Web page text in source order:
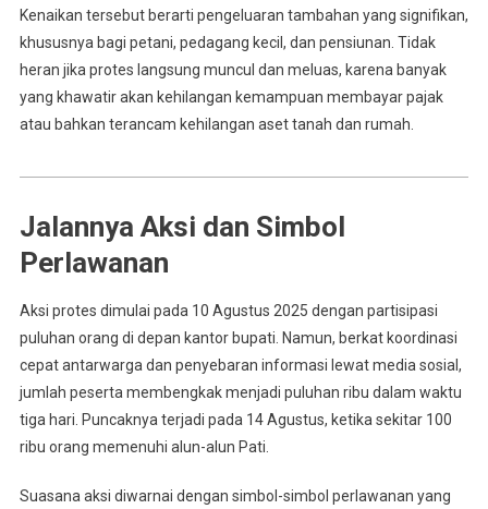
Kenaikan tersebut berarti pengeluaran tambahan yang signifikan,
khususnya bagi petani, pedagang kecil, dan pensiunan. Tidak
heran jika protes langsung muncul dan meluas, karena banyak
yang khawatir akan kehilangan kemampuan membayar pajak
atau bahkan terancam kehilangan aset tanah dan rumah.
Jalannya Aksi dan Simbol
Perlawanan
Aksi protes dimulai pada 10 Agustus 2025 dengan partisipasi
puluhan orang di depan kantor bupati. Namun, berkat koordinasi
cepat antarwarga dan penyebaran informasi lewat media sosial,
jumlah peserta membengkak menjadi puluhan ribu dalam waktu
tiga hari. Puncaknya terjadi pada 14 Agustus, ketika sekitar 100
ribu orang memenuhi alun-alun Pati.
Suasana aksi diwarnai dengan simbol-simbol perlawanan yang